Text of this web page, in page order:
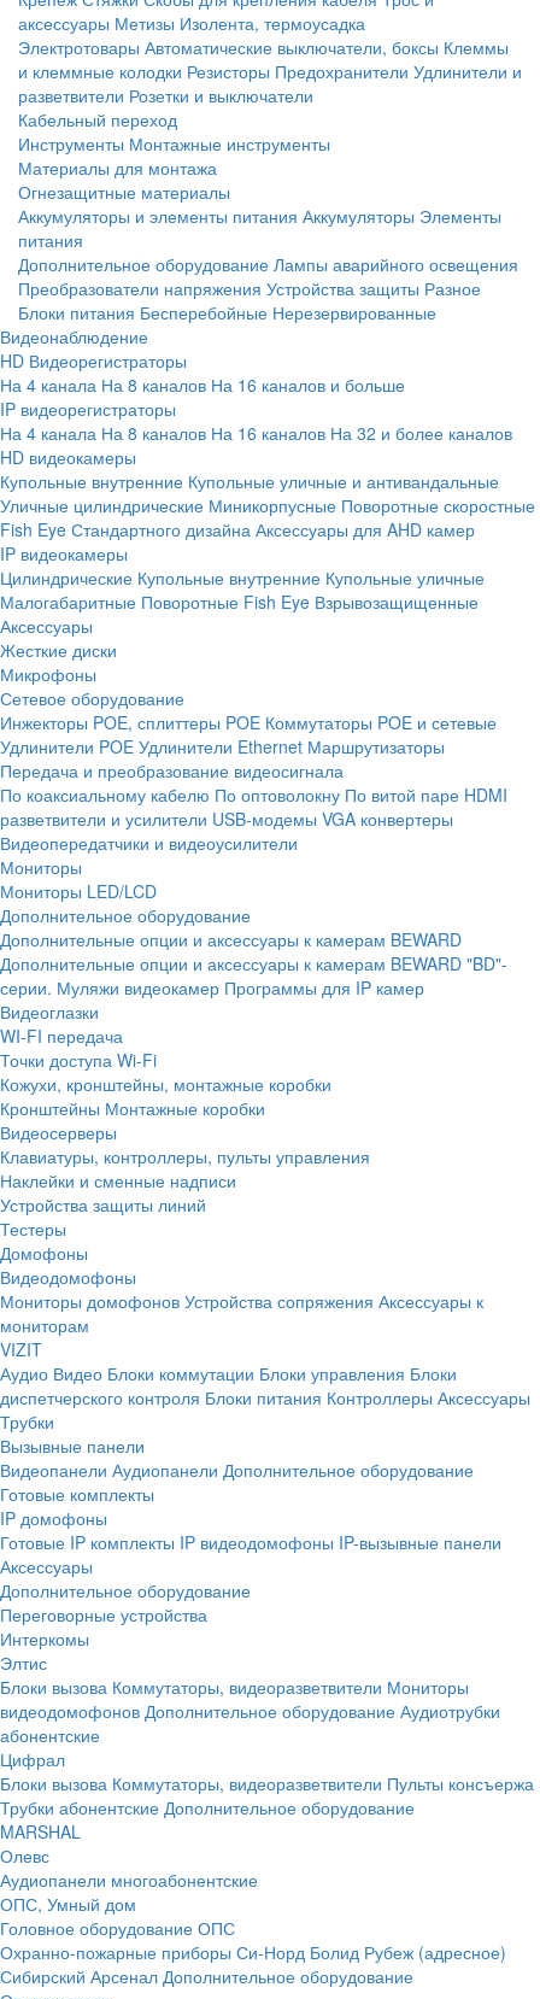
аксессуары Метизы Изолента, термоусадка
Электротовары Автоматические выключатели, боксы Клеммы
и клеммные колодки Резисторы Предохранители Удлинители и
разветвители Розетки и выключатели
Кабельный переход
Инструменты Монтажные инструменты
Материалы для монтажа
Огнезащитные материалы
Аккумуляторы и элементы питания Аккумуляторы Элементы
питания
Дополнительное оборудование Лампы аварийного освещения
Преобразователи напряжения Устройства защиты Разное
Блоки питания Бесперебойные Нерезервированные
Видеонаблюдение
HD Видеорегистраторы
На 4 канала На 8 каналов На 16 каналов и больше
IP видеорегистраторы
На 4 канала На 8 каналов На 16 каналов На 32 и более каналов
HD видеокамеры
Купольные внутренние Купольные уличные и антивандальные
Уличные цилиндрические Миникорпусные Поворотные скоростные
Fish Eye Стандартного дизайна Аксессуары для AHD камер
IP видеокамеры
Цилиндрические Купольные внутренние Купольные уличные
Малогабаритные Поворотные Fish Eye Взрывозащищенные
Аксессуары
Жесткие диски
Микрофоны
Сетевое оборудование
Инжекторы POE, сплиттеры POE Коммутаторы POE и сетевые
Удлинители POE Удлинители Ethernet Маршрутизаторы
Передача и преобразование видеосигнала
По коаксиальному кабелю По оптоволокну По витой паре HDMI
разветвители и усилители USB-модемы VGA конвертеры
Видеопередатчики и видеоусилители
Мониторы
Мониторы LED/LCD
Дополнительное оборудование
Дополнительные опции и аксессуары к камерам BEWARD
Дополнительные опции и аксессуары к камерам BEWARD "BD"-
серии. Муляжи видеокамер Программы для IP камер
Видеоглазки
WI-FI передача
Точки доступа Wi-Fi
Кожухи, кронштейны, монтажные коробки
Кронштейны Монтажные коробки
Видеосерверы
Клавиатуры, контроллеры, пульты управления
Наклейки и сменные надписи
Устройства защиты линий
Тестеры
Домофоны
Видеодомофоны
Мониторы домофонов Устройства сопряжения Аксессуары к
мониторам
VIZIT
Аудио Видео Блоки коммутации Блоки управления Блоки
диспетчерского контроля Блоки питания Контроллеры Аксессуары
Трубки
Вызывные панели
Видеопанели Аудиопанели Дополнительное оборудование
Готовые комплекты
IP домофоны
Готовые IP комплекты IP видеодомофоны IP-вызывные панели
Аксессуары
Дополнительное оборудование
Переговорные устройства
Интеркомы
Элтис
Блоки вызова Коммутаторы, видеоразветвители Мониторы
видеодомофонов Дополнительное оборудование Аудиотрубки
абонентские
Цифрал
Блоки вызова Коммутаторы, видеоразветвители Пульты консъержа
Трубки абонентские Дополнительное оборудование
MARSHAL
Олевс
Аудиопанели многоабонентские
ОПС, Умный дом
Головное оборудование ОПС
Охранно-пожарные приборы Си-Норд Болид Рубеж (адресное)
Сибирский Арсенал Дополнительное оборудование